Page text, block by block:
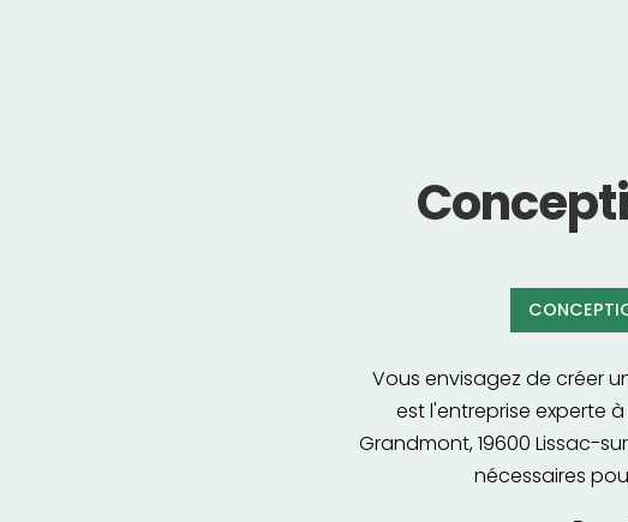
Vous envisagez de créer
est l'entreprise experte
Grandmont, 19600 Lissac-
nécessaires